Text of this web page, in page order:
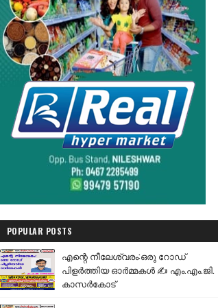
POPULAR POSTS
എന്റെ നീലേശ്വരം:ഒരു റോഡ്
പിളർത്തിയ ഓർമ്മകൾ ✍️ എം.എം.ജി.
കാസർകോട്